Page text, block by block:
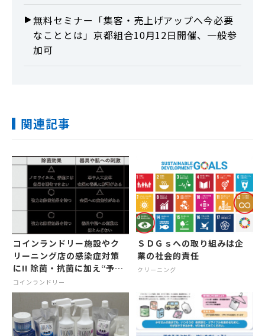
無料セミナー「集客・売上げアップへ今必要
なこととは」京都組合10月12日開催、一般参
加可
関連記事
コインランドリー施設やク
リーニング店の感染症対策
に!! 除菌・抗菌に加え“予
防”にも最適
コインランドリー
ＳＤＧｓへの取り組みは企
業の社会的責任
クリーニング